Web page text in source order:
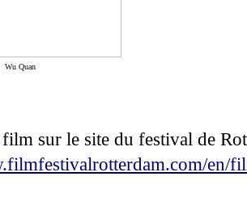
Wu Quan
sur le site du festival de
en/